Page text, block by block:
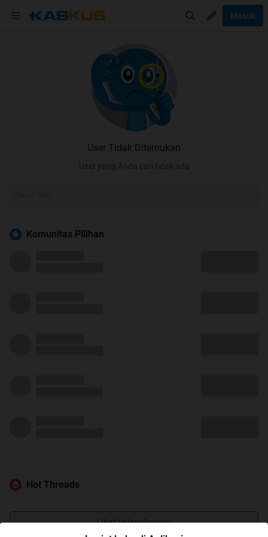
Masuk
User Tidak Ditemukan
User yang Anda cari tidak ada
Komunitas Pilihan
Hot Threads
Lihat Selengkapnya